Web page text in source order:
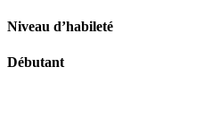
Niveau d’habileté
Débutant